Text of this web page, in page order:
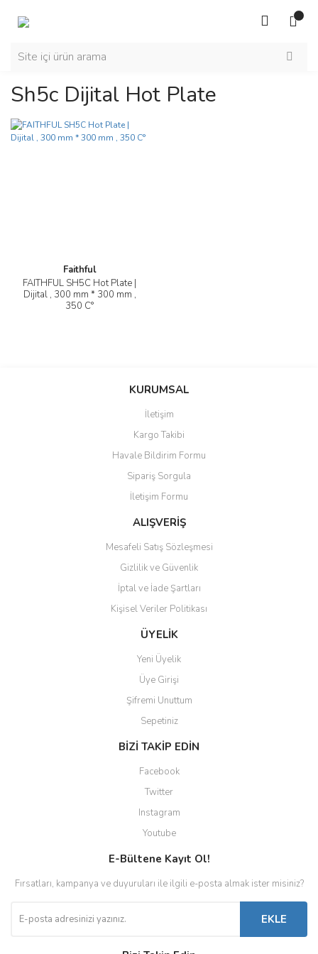
Sh5c Dijital Hot Plate
Faithful
FAITHFUL SH5C Hot Plate |
Dijital , 300 mm * 300 mm ,
350 C°
KURUMSAL
İletişim
Kargo Takibi
Havale Bildirim Formu
Sipariş Sorgula
İletişim Formu
ALIŞVERİŞ
Mesafeli Satış Sözleşmesi
Gizlilik ve Güvenlik
İptal ve İade Şartları
Kişisel Veriler Politikası
ÜYELİK
Yeni Üyelik
Üye Girişi
Şifremi Unuttum
Sepetiniz
BİZİ TAKİP EDİN
Facebook
Twitter
Instagram
Youtube
E-Bültene Kayıt Ol!
Fırsatları, kampanya ve duyuruları ile ilgili e-posta almak ister misiniz?
EKLE